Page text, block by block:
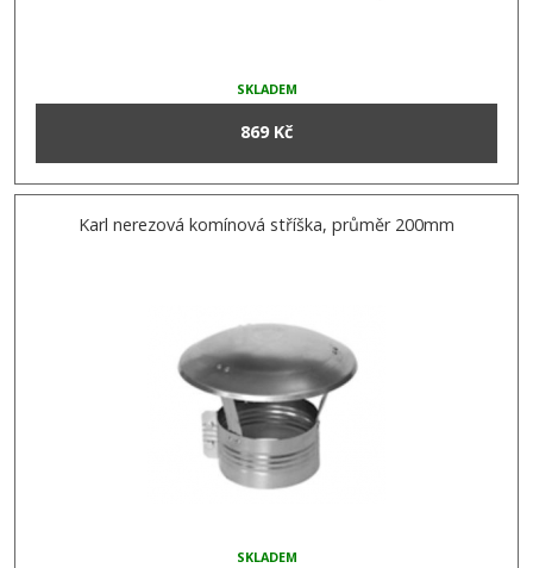
SKLADEM
869 Kč
Karl nerezová komínová stříška, průměr 200mm
SKLADEM